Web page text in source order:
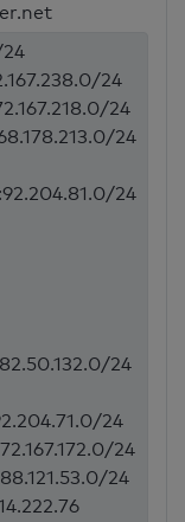
24
24
24
24
24
24
24
24